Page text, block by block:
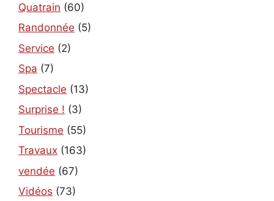
Quatrain (60)
Randonnée (5)
Service (2)
Spa (7)
Spectacle (13)
Surprise ! (3)
Tourisme (55)
Travaux (163)
vendée (67)
Vidéos (73)